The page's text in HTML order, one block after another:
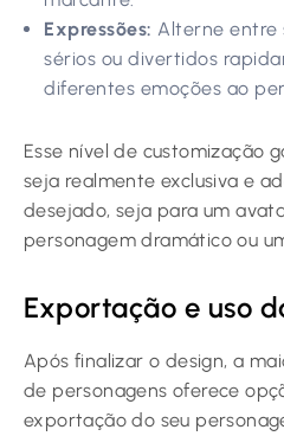
Expressões: Alterne entre
sérios ou divertidos
diferentes emoções ao
Esse nível de customização
seja realmente exclusiva e
desejado, seja para um
personagem dramático ou
Exportação e uso
Após finalizar o design, a
de personagens oferece
exportação do seu